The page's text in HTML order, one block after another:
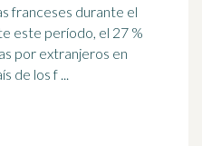
franceses durante el
este período, el 27 %
por extranjeros en
de los f ...